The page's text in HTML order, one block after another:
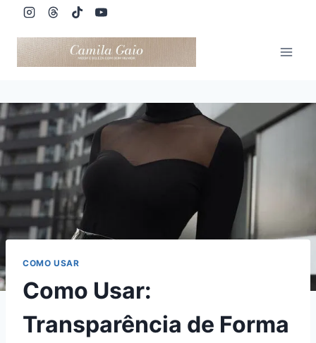
Pular
Conteúdo
COMO USAR
Como Usar:
Transparência de Forma